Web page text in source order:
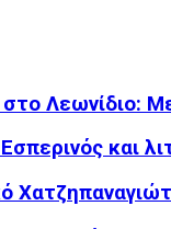
στο Λεωνίδιο:
και